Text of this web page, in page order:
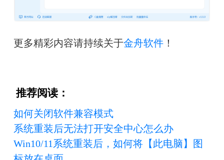
更多精彩内容请持续关于金舟软件！
推荐阅读：
如何关闭软件兼容模式
系统重装后无法打开安全中心怎么办
Win10/11系统重装后，如何将【此电脑】图